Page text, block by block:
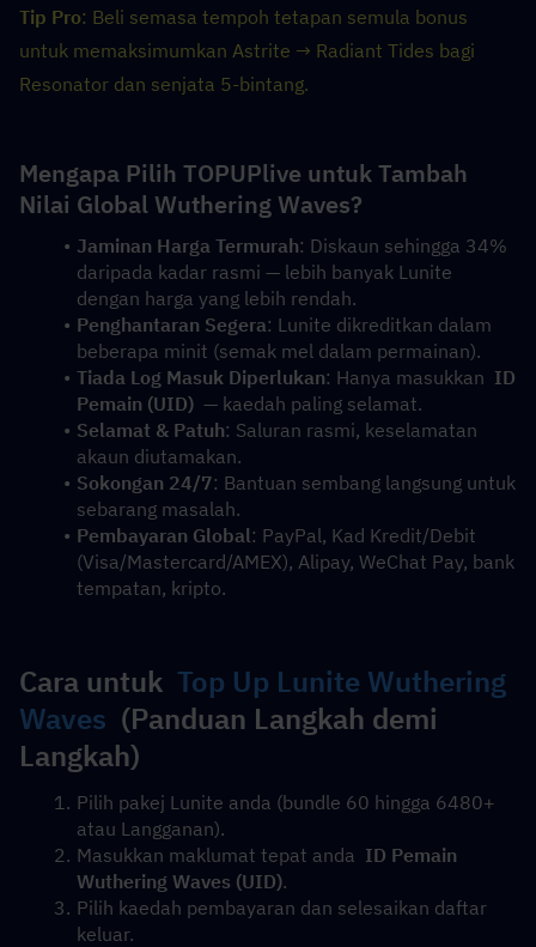
Tip Pro: Beli semasa tempoh tetapan semula bonus
untuk memaksimumkan Astrite → Radiant Tides bagi
Resonator dan senjata 5-bintang.
Mengapa Pilih TOPUPlive untuk Tambah
Nilai Global Wuthering Waves?
Jaminan Harga Termurah: Diskaun sehingga 34%
daripada kadar rasmi — lebih banyak Lunite
dengan harga yang lebih rendah.
Penghantaran Segera: Lunite dikreditkan dalam
beberapa minit (semak mel dalam permainan).
Tiada Log Masuk Diperlukan: Hanya masukkan ID
Pemain (UID)
  — kaedah paling selamat.
Selamat & Patuh: Saluran rasmi, keselamatan
akaun diutamakan.
Sokongan 24/7: Bantuan sembang langsung untuk
sebarang masalah.
Pembayaran Global: PayPal, Kad Kredit/Debit
(Visa/Mastercard/AMEX), Alipay, WeChat Pay, bank
tempatan, kripto.
Cara untuk Top Up Lunite Wuthering
Waves
  (Panduan Langkah demi
Langkah)
Pilih pakej Lunite anda (bundle 60 hingga 6480+
atau Langganan).
Masukkan maklumat tepat anda ID Pemain
Wuthering Waves (UID).
Pilih kaedah pembayaran dan selesaikan daftar
keluar.